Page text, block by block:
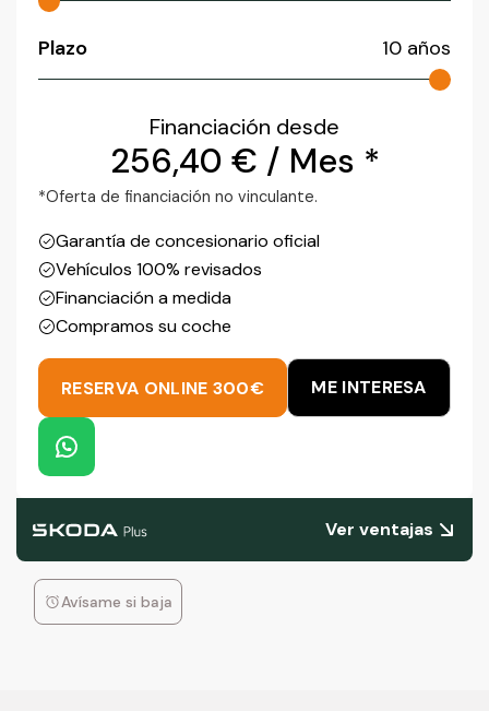
Plazo 10 años
Financiación desde
256,40 € / Mes *
*Oferta de financiación no vinculante.
Garantía de concesionario oficial
Vehículos 100% revisados
Financiación a medida
Compramos su coche
RESERVA ONLINE 300€ ME INTERESA
Ver ventajas
Avísame si baja